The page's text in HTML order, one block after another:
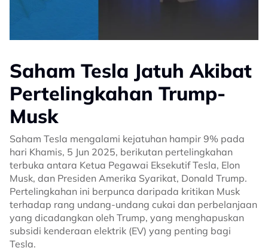
Saham Tesla Jatuh Akibat
Pertelingkahan Trump-
Musk
Saham Tesla mengalami kejatuhan hampir 9% pada
hari Khamis, 5 Jun 2025, berikutan pertelingkahan
terbuka antara Ketua Pegawai Eksekutif Tesla, Elon
Musk, dan Presiden Amerika Syarikat, Donald Trump.
Pertelingkahan ini berpunca daripada kritikan Musk
terhadap rang undang-undang cukai dan perbelanjaan
yang dicadangkan oleh Trump, yang menghapuskan
subsidi kenderaan elektrik (EV) yang penting bagi
Tesla.